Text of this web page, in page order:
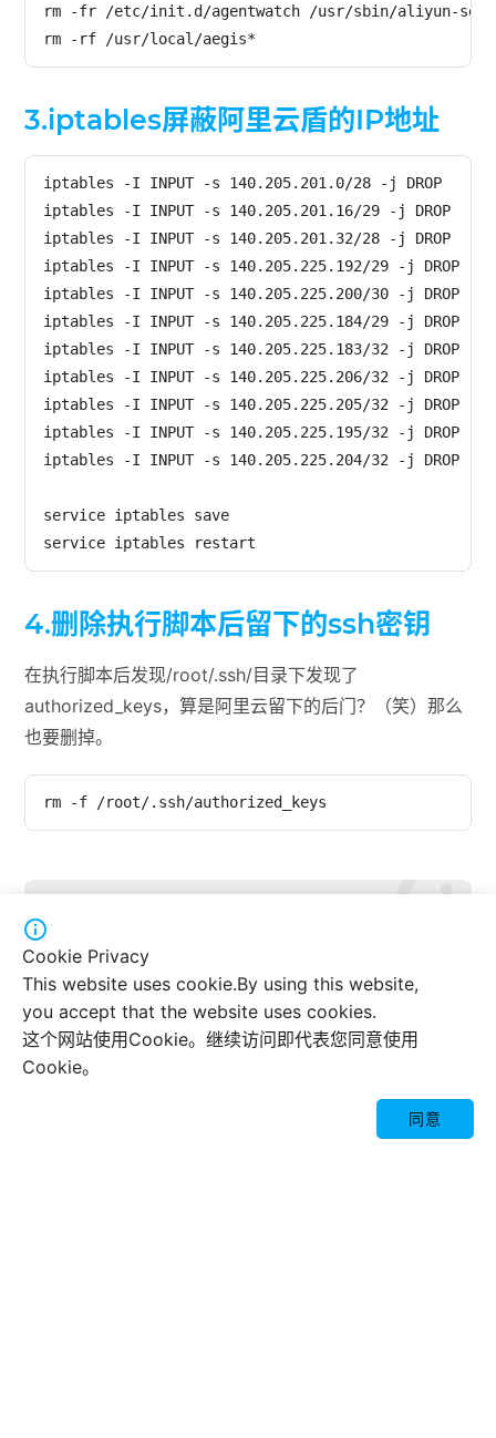
rm -fr /etc/init.d/agentwatch /usr/sbin/aliyun-
rm -rf /usr/local/aegis*
3.iptables屏蔽阿里云盾的IP地址
iptables -I INPUT -s 140.205.201.0/28 -j DROP
iptables -I INPUT -s 140.205.201.16/29 -j DROP
iptables -I INPUT -s 140.205.201.32/28 -j DROP
iptables -I INPUT -s 140.205.225.192/29 -j DROP
iptables -I INPUT -s 140.205.225.200/30 -j DROP
iptables -I INPUT -s 140.205.225.184/29 -j DROP
iptables -I INPUT -s 140.205.225.183/32 -j DROP
iptables -I INPUT -s 140.205.225.206/32 -j DROP
iptables -I INPUT -s 140.205.225.205/32 -j DROP
iptables -I INPUT -s 140.205.225.195/32 -j DROP
iptables -I INPUT -s 140.205.225.204/32 -j DROP
service iptables save
service iptables restart
4.删除执行脚本后留下的ssh密钥
在执行脚本后发现/root/.ssh/目录下发现了
authorized_keys，算是阿里云留下的后门？（笑）那么
也要删掉。
rm -f /root/.ssh/authorized_keys
转载请注明出处！日常分类下的文章禁止转载。
 没有标签
首页


Cookie Privacy
This website uses cookie.By using this website,
you accept that the website uses cookies.
这个网站使用Cookie。继续访问即代表您同意使用
Cookie。
同意